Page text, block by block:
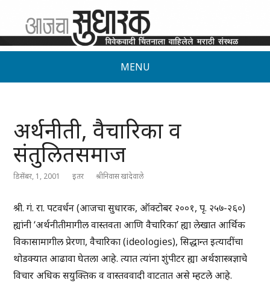
MENU
अर्थनीती, वैचारिका व
संतुलितसमाज
डिसेंबर, 1, 2001 इतर श्रीनिवास खांदेवाले
श्री. गं. रा. पटवर्धन (आजचा सुधारक, ऑक्टोबर २००१, पृ. २५७-२६०)
ह्यांनी ‘अर्थनीतीमागील वास्तवता आणि वैचारिका’ ह्या लेखात आर्थिक
विकासामागील प्रेरणा, वैचारिका (ideologies), सिद्धान्त इत्यादींचा
थोडक्यात आढावा घेतला आहे. त्यात त्यांना शुंपीटर ह्या अर्थशास्त्रज्ञाचे
विचार अधिक सयुक्तिक व वास्तववादी वाटतात असे म्हटले आहे.